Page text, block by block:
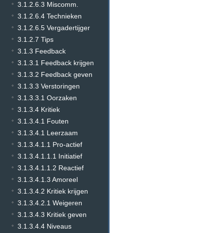
3.1.2.6.3 Miscomm.
3.1.2.6.4 Technieken
3.1.2.6.5 Vergadertijger
3.1.2.7 Tips
3.1.3 Feedback
3.1.3.1 Feedback krijgen
3.1.3.2 Feedback geven
3.1.3.3 Verstoringen
3.1.3.3.1 Oorzaken
3.1.3.4 Kritiek
3.1.3.4.1 Fouten
3.1.3.4.1 Leerzaam
3.1.3.4.1.1 Pro-actief
3.1.3.4.1.1.1 Initiatief
3.1.3.4.1.1.2 Reactief
3.1.3.4.1.3 Amoreel
3.1.3.4.2 Kritiek krijgen
3.1.3.4.2.1 Weigeren
3.1.3.4.3 Kritiek geven
3.1.3.4.4 Niveaus